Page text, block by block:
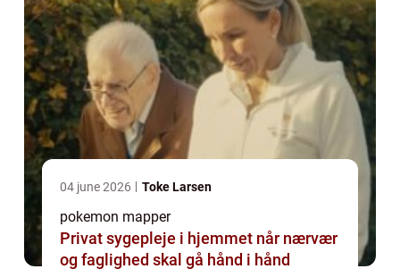
04 june 2026 Toke Larsen
pokemon mapper
Privat sygepleje i hjemmet når nærvær
og faglighed skal gå hånd i hånd